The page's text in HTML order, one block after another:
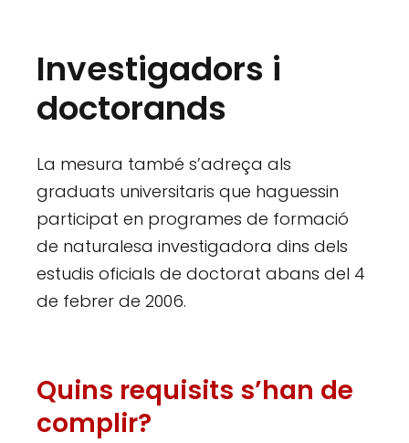
Investigadors i
doctorands
La mesura també s’adreça als
graduats universitaris que haguessin
participat en programes de formació
de naturalesa investigadora dins dels
estudis oficials de doctorat abans del 4
de febrer de 2006.
Quins requisits s’han de
complir?